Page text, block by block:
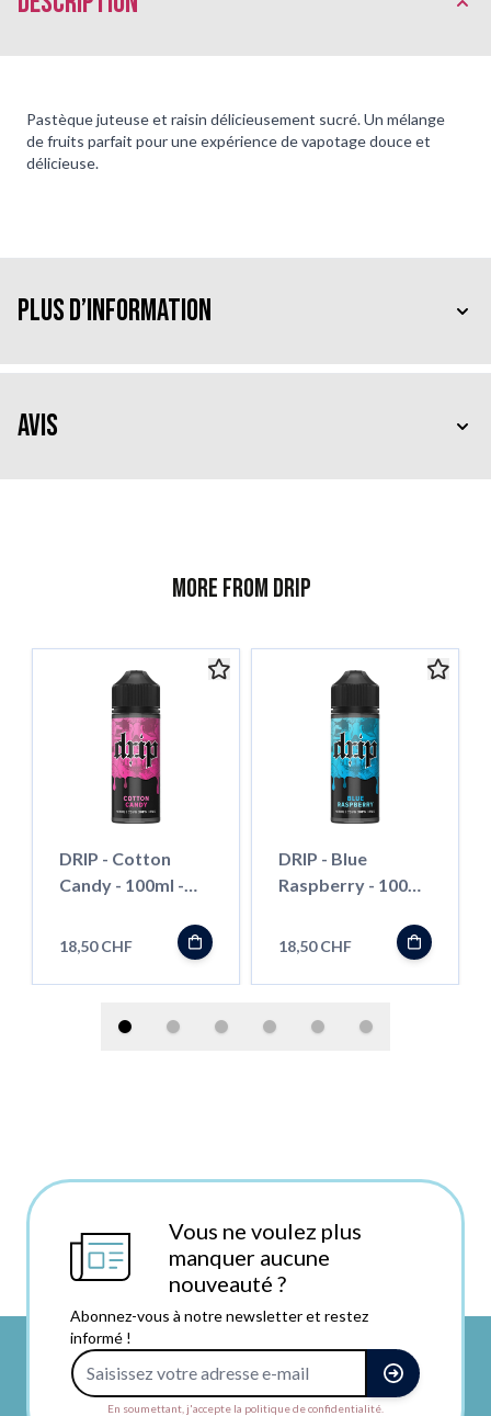
Pastèque juteuse et raisin délicieusement sucré. Un mélange
de fruits parfait pour une expérience de vapotage douce et
délicieuse.
Plus d’information
Avis
More from Drip
DRIP - Cotton
Candy - 100ml -
18,50 CHF
DRIP - Blue
Raspberry - 100ml
18,50 CHF
Vous ne voulez plus
manquer aucune
nouveauté ?
Abonnez-vous à notre newsletter et restez
informé !
En soumettant, j'accepte la politique de confidentialité.